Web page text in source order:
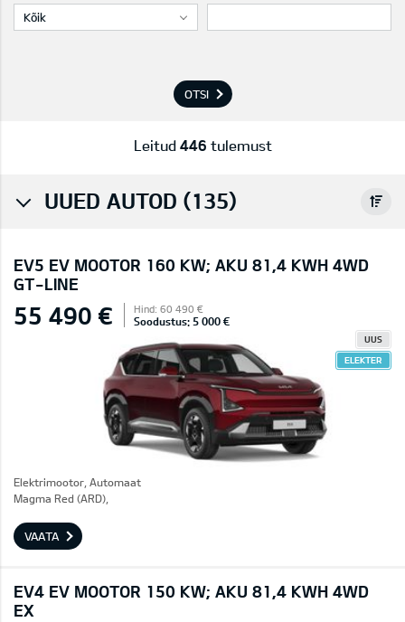
Kõik
OTSI
Leitud 446 tulemust
UUED AUTOD (135)
EV5 EV MOOTOR 160 KW; AKU 81,4 KWH 4WD
GT-LINE
55 490 € Hind: 60 490 €
Soodustus: 5 000 €
UUS
ELEKTER
Elektrimootor, Automaat
Magma Red (ARD),
VAATA
EV4 EV MOOTOR 150 KW; AKU 81,4 KWH 4WD
EX